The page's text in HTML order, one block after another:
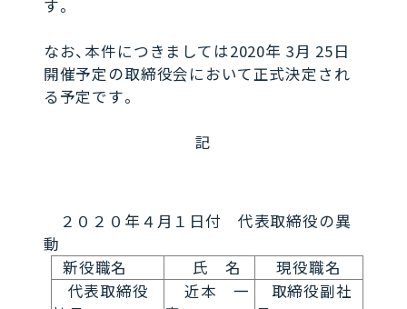
す。
なお、本件につきましては2020年 3月 25日
開催予定の取締役会において正式決定され
る予定です。
記
２０２０年４月１日付 代表取締役の異
動
新役職名
氏 名
現役職名
代表取締役
近本 一
取締役副社